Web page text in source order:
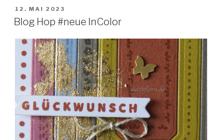
VERÖFFENTLICHT
AM
12. MAI 2023
Blog Hop #neue InColor